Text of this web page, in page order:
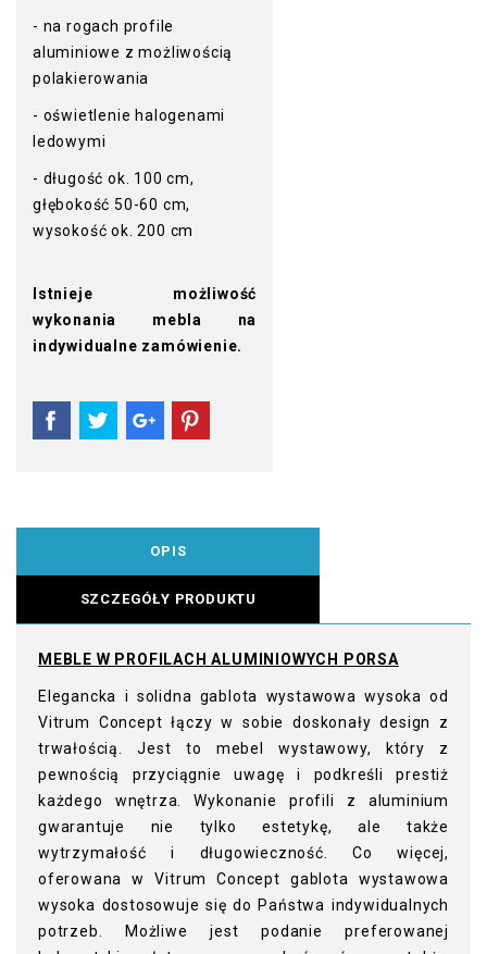
- na rogach profile
aluminiowe z możliwością
polakierowania
- oświetlenie halogenami
ledowymi
- długość ok. 100 cm,
głębokość 50-60 cm,
wysokość ok. 200 cm
Istnieje możliwość
wykonania mebla na
indywidualne zamówienie.
OPIS
SZCZEGÓŁY PRODUKTU
MEBLE W PROFILACH ALUMINIOWYCH PORSA
Elegancka i solidna gablota wystawowa wysoka od
Vitrum Concept łączy w sobie doskonały design z
trwałością. Jest to mebel wystawowy, który z
pewnością przyciągnie uwagę i podkreśli prestiż
każdego wnętrza. Wykonanie profili z aluminium
gwarantuje nie tylko estetykę, ale także
wytrzymałość i długowieczność. Co więcej,
oferowana w Vitrum Concept gablota wystawowa
wysoka dostosowuje się do Państwa indywidualnych
potrzeb. Możliwe jest podanie preferowanej